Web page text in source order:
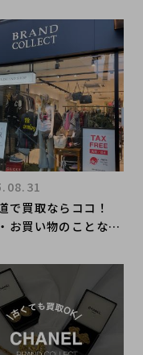
で買取ならココ！
お買い物のことなら
お任せください。